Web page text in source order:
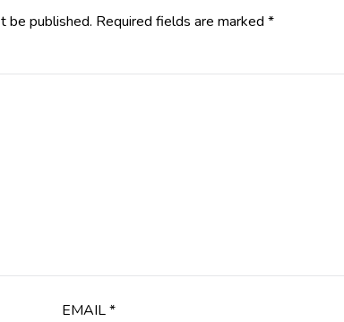
be published. Required fields are marked *
EMAIL*